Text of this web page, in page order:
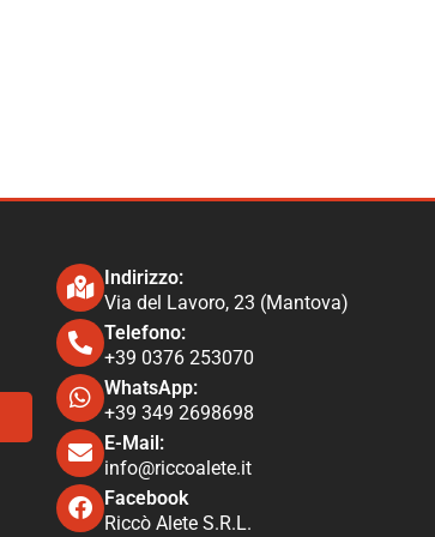
Indirizzo:
Via del Lavoro, 23 (Mantova)
Telefono:
+39 0376 253070​
WhatsApp:
+39 349 2698698
E-Mail:
info@riccoalete​.it
Facebook
Riccò Alete S.R.L.